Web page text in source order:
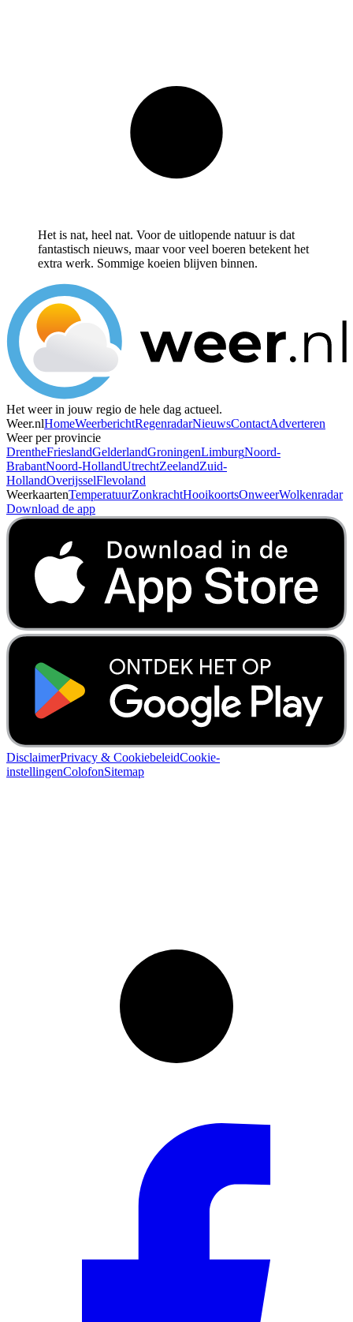
Het is nat, heel nat. Voor de uitlopende natuur is dat
fantastisch nieuws, maar voor veel boeren betekent het
extra werk. Sommige koeien blijven binnen.
Het weer in jouw regio de hele dag actueel.
Weer.nlHomeWeerberichtRegenradarNieuwsContactAdverteren
Weer per provincie
DrentheFrieslandGelderlandGroningenLimburgNoord-
BrabantNoord-HollandUtrechtZeelandZuid-
HollandOverijsselFlevoland
WeerkaartenTemperatuurZonkrachtHooikoortsOnweerWolkenradar
Download de app
DisclaimerPrivacy & CookiebeleidCookie-
instellingenColofonSitemap